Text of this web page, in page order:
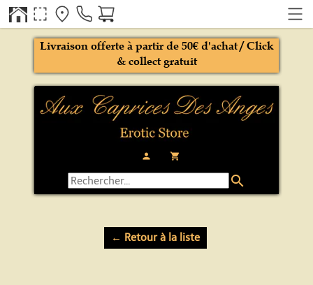
person local_grocery_store
Livraison offerte à partir de 50€ d'achat / Click
& collect gratuit
search
← Retour à la liste